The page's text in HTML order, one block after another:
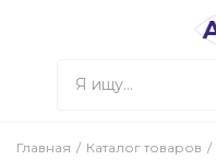
Главная Каталог товаров